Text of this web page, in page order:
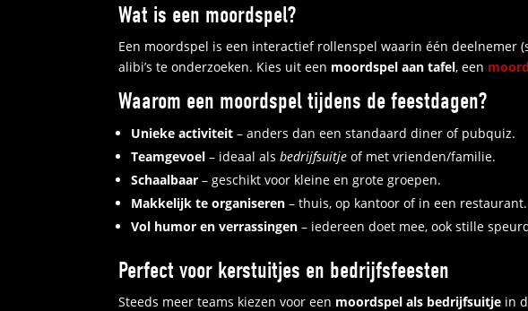
Wat is een moordspel?
Een moordspel is een interactief rollenspel waarin één deelnemer
alibi’s te onderzoeken. Kies uit een moordspel aan tafel, een
Waarom een moordspel tijdens de feestdagen?
Unieke activiteit – anders dan een standaard diner of pubquiz.
Teamgevoel – ideaal als bedrijfsuitje of met vrienden/familie.
Schaalbaar – geschikt voor kleine en grote groepen.
Makkelijk te organiseren – thuis, op kantoor of in een restaurant.
Vol humor en verrassingen – iedereen doet mee, ook stille
Perfect voor kerstuitjes en bedrijfsfeesten
Steeds meer teams kiezen voor een moordspel als bedrijfsuitje in